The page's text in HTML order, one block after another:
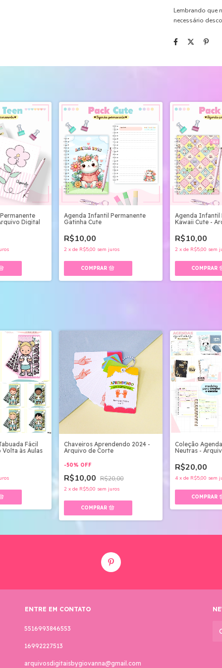
Lembrando que
necessário
Digital
Agenda Infantil Permanente
Gatinha Cute
R$10,00
2 xde R$5,00 sem juros
Agenda Infantil
Kawaii Cute -
R$10,00
2 x de R$5,00 sem
Fácil
Volta às Aulas
Chaveiros Aprendendo 2024 -
Arquivo de Corte
-50% OFF
R$10,00 R$20,00
2 xde R$5,00 sem juros
Coleção
Neutras -
R$20,00
4 x de R$5,00 sem
ENTRE EM CONTATO
5516993846553
16992227513
arquivosdigitaisbygiovanna@gmail.com